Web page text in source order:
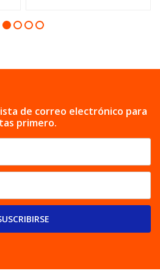
de correo electrónico para
primero.